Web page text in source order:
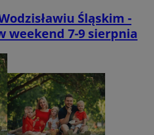
Śląskim -
weekend 7-9 sierpnia